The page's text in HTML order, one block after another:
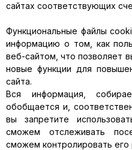
сайтах соответствующих
Функциональные файлы
информацию о том, как
веб-сайтом, что позволяет
новые функции для
сайта.
Вся информация,
обобщается и,
вы запретите
сможем отслеживать
сможем контролировать его